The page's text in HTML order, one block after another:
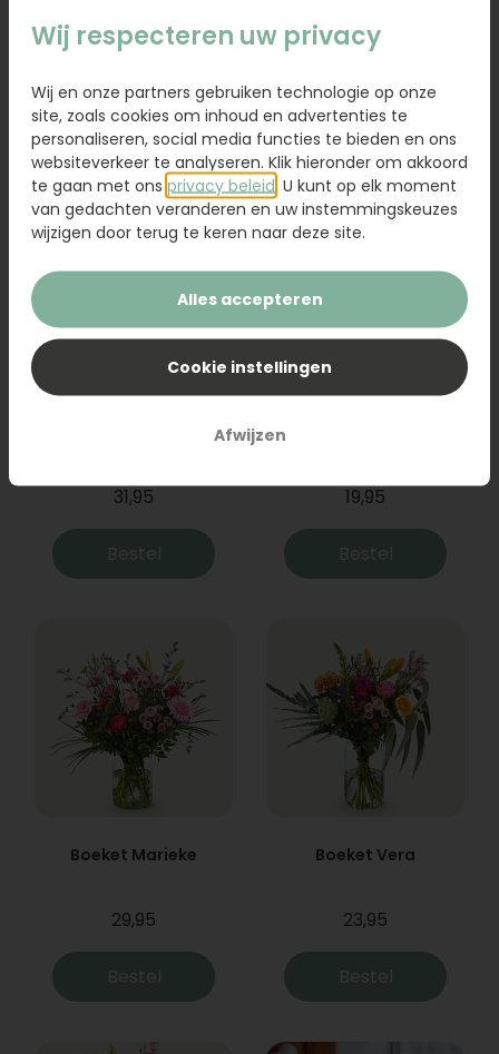
Vanaf
Bestel Bestel
31,95
Bestel
19,95
Bestel
Boeket Marieke
29,95
Bestel
Boeket Vera
23,95
Bestel
Wij respecteren uw privacy
Wij en onze partners gebruiken technologie op onze
site, zoals cookies om inhoud en advertenties te
personaliseren, social media functies te bieden en ons
websiteverkeer te analyseren. Klik hieronder om akkoord
te gaan met ons privacy beleid . U kunt op elk moment
van gedachten veranderen en uw instemmingskeuzes
wijzigen door terug te keren naar deze site.
Alles accepteren
Cookie instellingen
Afwijzen